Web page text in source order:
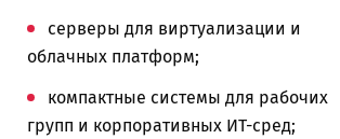
серверы для виртуализации и
облачных платформ;
компактные системы для рабочих
групп и корпоративных ИТ-сред;